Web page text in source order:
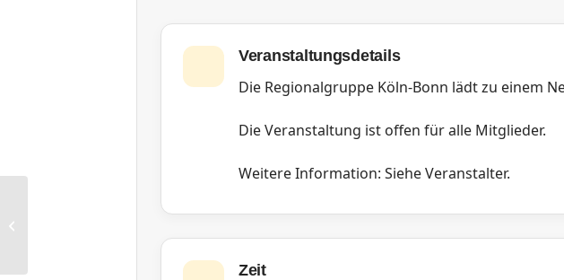
Veranstaltungsdetails
Die Regionalgruppe Köln-Bonn lädt zu einem
Die Veranstaltung ist offen für alle Mitglieder.
Weitere Information: Siehe Veranstalter.
Zeit
RG Frankfurt: Jour Fix und